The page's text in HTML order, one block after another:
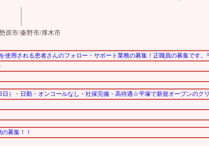
原市/秦野市/厚木市
使用される患者さんのフォロー・サポート業務の募集！正職員の募集です
）・日勤・オンコールなし・社保完備・高待遇☆平塚で新規オープンのク
募集！！